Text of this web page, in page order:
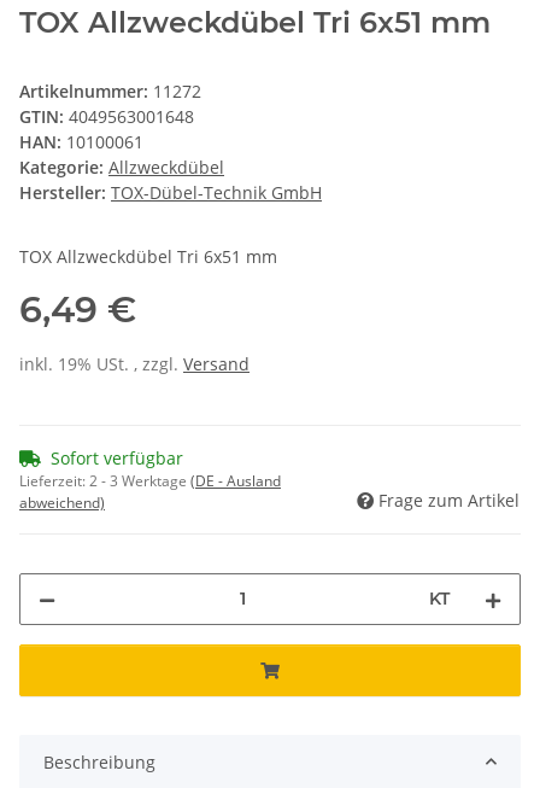
TOX Allzweckdübel Tri 6x51 mm
Artikelnummer: 11272
GTIN: 4049563001648
HAN: 10100061
Kategorie: Allzweckdübel
Hersteller: TOX-Dübel-Technik GmbH
TOX Allzweckdübel Tri 6x51 mm
6,49 €
inkl. 19% USt. , zzgl. Versand
Sofort verfügbar
Lieferzeit:2 - 3 Werktage (DE - Ausland
abweichend)
Frage zum Artikel
KT
Beschreibung